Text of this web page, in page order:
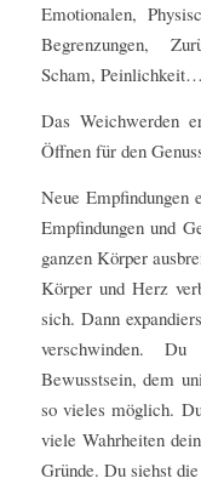
Emotionalen,
Begrenzungen,
Scham,
Das Weichwerden
Öffnen für den
Neue Empfindungen
Empfindungen und
ganzen Körper
Körper und Herz
sich. Dann
verschwinden.
Bewusstsein, dem
so vieles möglich.
viele Wahrheiten
Gründe. Du siehst